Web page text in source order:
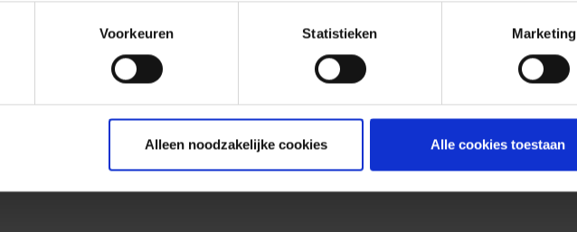
Voorkeuren Statistieken Marketing
Alleen noodzakelijke cookies Alle cookies toestaan